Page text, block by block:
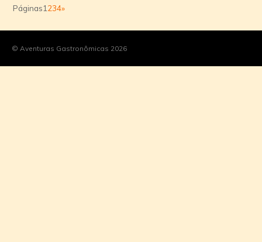
testados
por
Páginas1 234»
© Aventuras Gastronômicas 2026